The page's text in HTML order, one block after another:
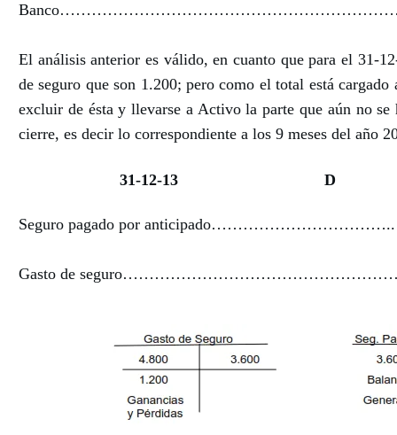
El análisis anterior es válido, en cuanto que para el 31-
de seguro que son 1.200; pero como el total está cargado
excluir de ésta y llevarse a Activo la parte que aún no se
cierre, es decir lo correspondiente a los 9 meses del año
31-12-13 D
Seguro pagado por anticipado……………………………..
Gasto de